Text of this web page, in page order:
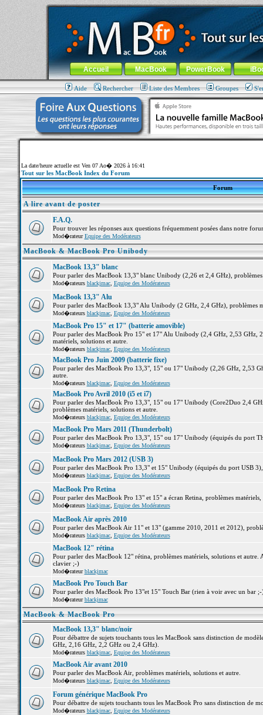
MacBook-fr.com : 100% Apple... 100% nomade !
Aller au contenu-Aller au menu général-Aller au menu de
Menu général
Accueil MacBook PowerBook
Aide Rechercher Liste des Membres Groupes
La date/heure actuelle est Ven 07 Ao� 2026 à 16:41
Tout sur les MacBook Index du Forum
Forum
A lire avant de poster
F.A.Q.
Pour trouver les réponses aux questions fréquemment posées dans notre
Mod�rateurEquipe des Modérateurs
MacBook & MacBook Pro Unibody
MacBook 13,3" blanc
Pour parler des MacBook 13,3" blanc Unibody (2,26 et 2,4 GHz),
Mod�rateurs blackjmac, Equipe des Modérateurs
MacBook 13,3" Alu
Pour parler des MacBook 13,3" Alu Unibody (2 GHz, 2,4 GHz), problèmes
Mod�rateurs blackjmac, Equipe des Modérateurs
MacBook Pro 15" et 17" (batterie amovible)
Pour parler des MacBook Pro 15" et 17" Alu Unibody (2,4 GHz, 2,53 GHz,
matériels, solutions et autre.
Mod�rateurs blackjmac, Equipe des Modérateurs
MacBook Pro Juin 2009 (batterie fixe)
Pour parler des MacBook Pro 13,3", 15" ou 17" Unibody (2,26 GHz, 2,53
autre.
Mod�rateurs blackjmac, Equipe des Modérateurs
MacBook Pro Avril 2010 (i5 et i7)
Pour parler des MacBook Pro 13,3", 15" ou 17" Unibody (Core2Duo 2,4
problèmes matériels, solutions et autre.
Mod�rateurs blackjmac, Equipe des Modérateurs
MacBook Pro Mars 2011 (Thunderbolt)
Pour parler des MacBook Pro 13,3", 15" ou 17" Unibody (équipés du port
Mod�rateurs blackjmac, Equipe des Modérateurs
MacBook Pro Mars 2012 (USB 3)
Pour parler des MacBook Pro 13,3" et 15" Unibody (équipés du port USB
Mod�rateurs blackjmac, Equipe des Modérateurs
MacBook Pro Retina
Pour parler des MacBook Pro 13" et 15" a écran Retina, problèmes matériels,
Mod�rateurs blackjmac, Equipe des Modérateurs
MacBook Air après 2010
Pour parler des MacBook Air 11" et 13" (gamme 2010, 2011 et 2012),
Mod�rateurs blackjmac, Equipe des Modérateurs
MacBook 12" rétina
Pour parler des MacBook 12" rétina, problèmes matériels, solutions et
clavier ;-)
Mod�rateurblackjmac
MacBook Pro Touch Bar
Pour parler des MacBook Pro 13"et 15" Touch Bar (rien à voir avec un bar
Mod�rateurblackjmac
MacBook & MacBook Pro
MacBook 13,3" blanc/noir
Pour débattre de sujets touchants tous les MacBook sans distinction de
GHz, 2,16 GHz, 2,2 GHz ou 2,4 GHz).
Mod�rateurs blackjmac, Equipe des Modérateurs
MacBook Air avant 2010
Pour parler des MacBook Air, problèmes matériels, solutions et autre.
Mod�rateurs blackjmac, Equipe des Modérateurs
Forum générique MacBook Pro
Pour débattre de sujets touchants tous les MacBook Pro sans distinction de
Mod�rateurs blackjmac, Equipe des Modérateurs